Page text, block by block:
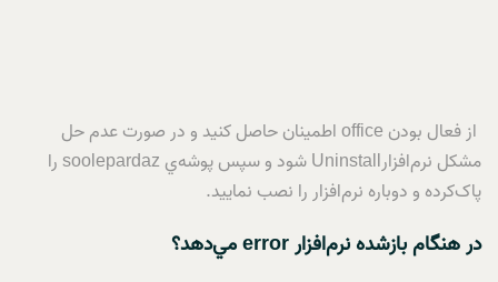
از فعال بودن office اطمينان حاصل کنيد و در صورت عدم حل
مشکل نرم‌افزارUninstall شود و سپس پوشه‌ي soolepardaz را
پاک‌کرده و دوباره نرم‌افزار را نصب نماييد.
در هنگام بازشده نرم‌افزارerrorمي‌دهد؟